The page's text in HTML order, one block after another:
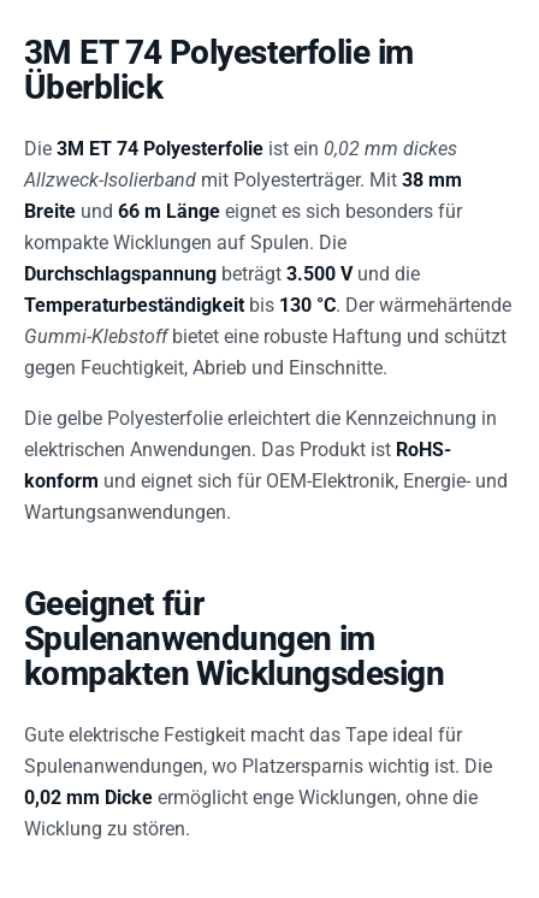
3M ET 74 Polyesterfolie im
Überblick
Die 3M ET 74 Polyesterfolie ist ein 0,02 mm dickes
Allzweck-Isolierband mit Polyesterträger. Mit 38 mm
Breite und 66 m Länge eignet es sich besonders für
kompakte Wicklungen auf Spulen. Die
Durchschlagspannung beträgt 3.500 Vund die
Temperaturbeständigkeit bis 130 °C. Der wärmehärtende
Gummi-Klebstoffbietet eine robuste Haftung und schützt
gegen Feuchtigkeit, Abrieb und Einschnitte.
Die gelbe Polyesterfolie erleichtert die Kennzeichnung in
elektrischen Anwendungen. Das Produkt ist RoHS-
konform und eignet sich für OEM-Elektronik, Energie- und
Wartungsanwendungen.
Geeignet für
Spulenanwendungen im
kompakten Wicklungsdesign
Gute elektrische Festigkeit macht das Tape ideal für
Spulenanwendungen, wo Platzersparnis wichtig ist. Die
0,02 mm Dicke ermöglicht enge Wicklungen, ohne die
Wicklung zu stören.